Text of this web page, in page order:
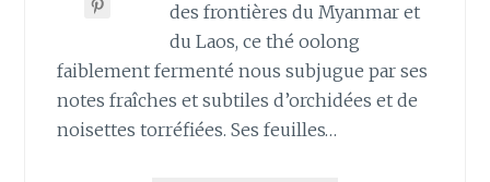
des frontières du Myanmar et
du Laos, ce thé oolong
faiblement fermenté nous subjugue par ses
notes fraîches et subtiles d’orchidées et de
noisettes torréfiées. Ses feuilles…